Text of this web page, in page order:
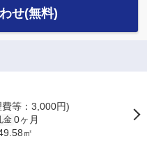
せ(無料)
費等：3,000円)
金 0ヶ月
㎡